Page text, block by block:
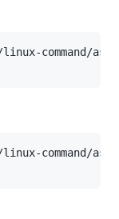
linux-command/
linux-command/